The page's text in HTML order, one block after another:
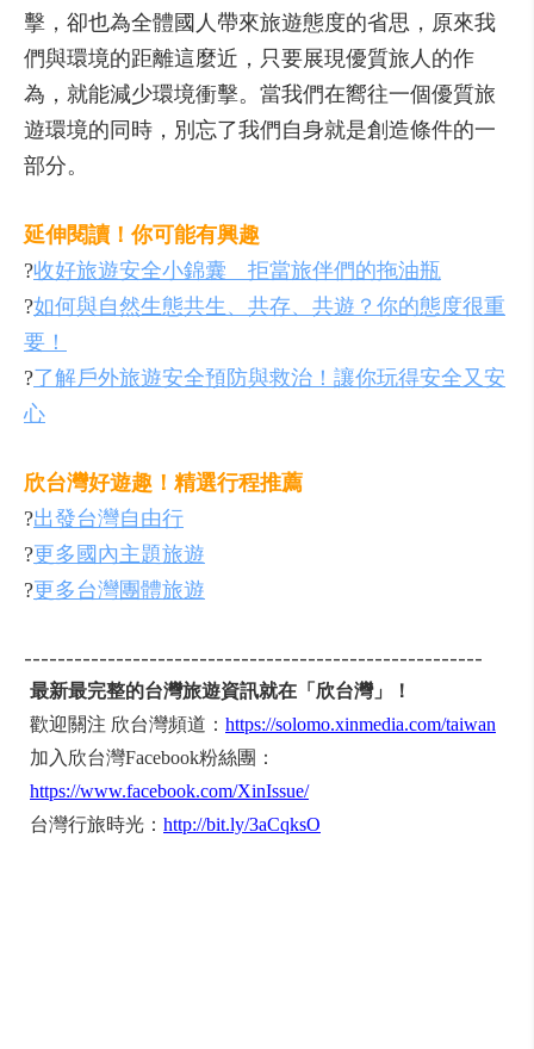
擊，卻也為全體國人帶來旅遊態度的省思，原來我
們與環境的距離這麼近，只要展現優質旅人的作
為，就能減少環境衝擊。當我們在嚮往一個優質旅
遊環境的同時，別忘了我們自身就是創造條件的一
部分。
延伸閱讀！你可能有興趣
?收好旅遊安全小錦囊 拒當旅伴們的拖油瓶
?如何與自然生態共生、共存、共遊？你的態度很重
要！
?了解戶外旅遊安全預防與救治！讓你玩得安全又安
心
欣台灣好遊趣！精選行程推薦
?出發台灣自由行
?更多國內主題旅遊
?更多台灣團體旅遊
-------------------------------------------------------
最新最完整的台灣旅遊資訊就在「欣台灣」！
歡迎關注 欣台灣頻道： https://solomo.xinmedia.com/taiwan
加入欣台灣Facebook粉絲團：
https://www.facebook.com/XinIssue/
台灣行旅時光： http://bit.ly/3aCqksO